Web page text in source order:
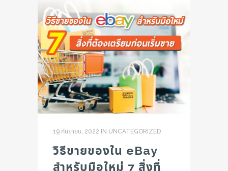
19 กันยายน, 2022 IN UNCATEGORIZED
วิธีขายของใน eBay
สำหรับมือใหม่ 7 สิ่งที่